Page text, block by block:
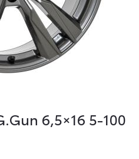
6,5×16 5-100